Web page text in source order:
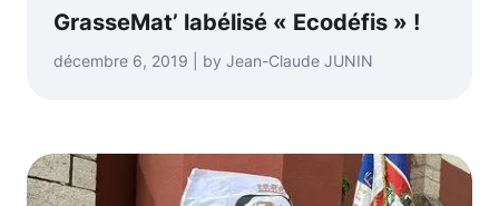
GrasseMat’ labélisé « Ecodéfis » !
décembre 6, 2019 | by Jean-Claude JUNIN